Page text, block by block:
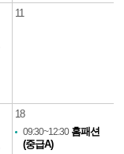
11
18
09:30~12:30 홈패션
(중급A)